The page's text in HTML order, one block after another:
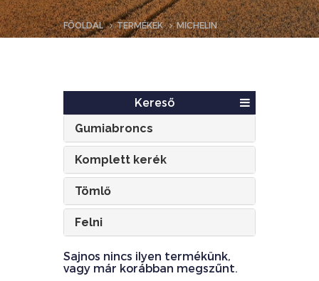
FŐOLDAL TERMÉKEK MICHELIN
Kereső
Gumiabroncs
Komplett kerék
Tömlő
Felni
Sajnos nincs ilyen termékünk,
vagy már korábban megszűnt.